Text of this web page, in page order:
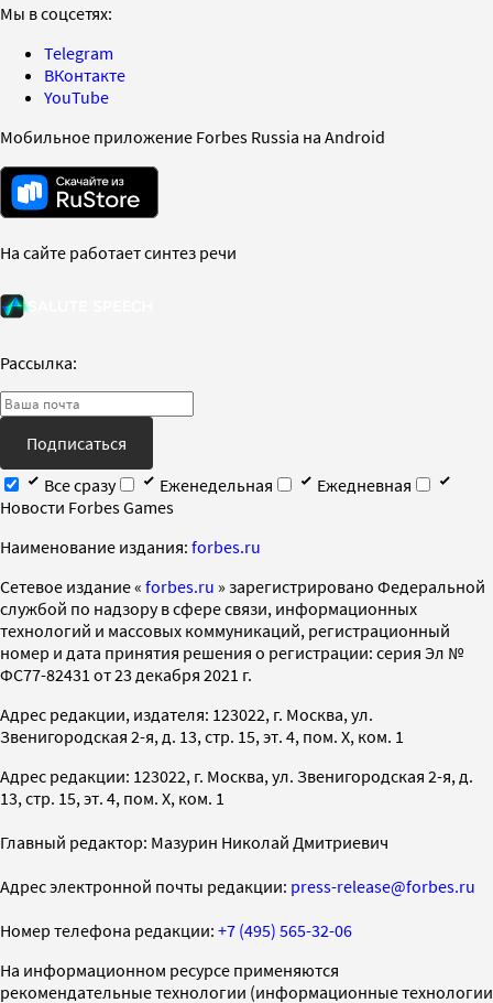
Мы в соцсетях:
Telegram
ВКонтакте
YouTube
Мобильное приложение Forbes Russia на Android
На сайте работает синтез речи
Рассылка:
Подписаться
Все сразу
Еженедельная
Ежедневная
Новости Forbes Games
Наименование издания: forbes.ru
Cетевое издание « forbes.ru » зарегистрировано Федеральной
службой по надзору в сфере связи, информационных
технологий и массовых коммуникаций, регистрационный
номер и дата принятия решения о регистрации: серия Эл №
ФС77-82431 от 23 декабря 2021 г.
Адрес редакции, издателя: 123022, г. Москва, ул.
Звенигородская 2-я, д. 13, стр. 15, эт. 4, пом. X, ком. 1
Адрес редакции: 123022, г. Москва, ул. Звенигородская 2-я, д.
13, стр. 15, эт. 4, пом. X, ком. 1
Главный редактор: Мазурин Николай Дмитриевич
Адрес электронной почты редакции: press-release@forbes.ru
Номер телефона редакции: +7 (495) 565-32-06
На информационном ресурсе применяются
рекомендательные технологии (информационные технологии